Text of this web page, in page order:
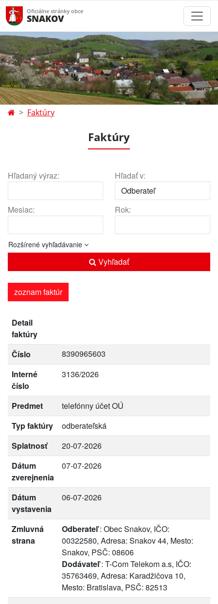
Oficiálne stránky obce
SNAKOV
Faktúry
Faktúry
Hľadaný výraz: Hľadať v:
Mesiac: Rok:
Rozšírené vyhľadávanie
Vyhľadať
zoznam faktúr
Detail
faktúry
Číslo
8390965603
Interné
číslo
3136/2026
Predmet
telefónny účet OÚ
Typ faktúry
odberateľská
Splatnosť
20-07-2026
Dátum
zverejnenia
07-07-2026
Dátum
vystavenia
06-07-2026
Zmluvná
strana
Odberateľ: Obec Snakov, IČO:
00322580, Adresa: Snakov 44, Mesto:
Snakov, PSČ: 08606
Dodávateľ: T-Com Telekom a.s, IČO:
35763469, Adresa: Karadžičova 10,
Mesto: Bratislava, PSČ: 82513